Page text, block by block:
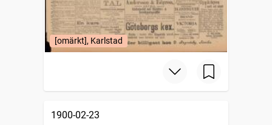
[omärkt], Karlstad
1900-02-23